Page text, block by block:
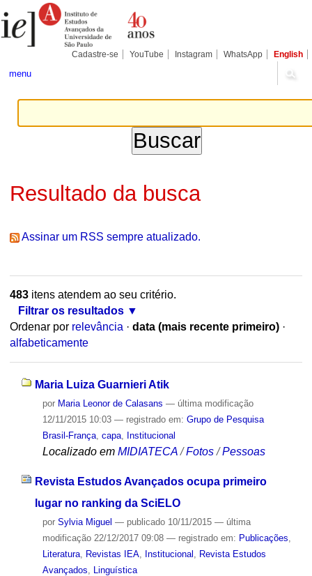
para
conteúdo.
Pessoais
Cadastre-se YouTube Instagram WhatsApp English
menu
Resultado da busca
Assinar um RSS sempre atualizado.
483itens atendem ao seu critério.
Filtrar os resultados
Ordenar por relevância · data (mais recente primeiro) ·
alfabeticamente
Maria Luiza Guarnieri Atik
por Maria Leonor de Calasans — última modificação
12/11/2015 10:03 — registrado em: Grupo de Pesquisa
Brasil-França, capa, Institucional
Localizado em MIDIATECA /Fotos /Pessoas
Revista Estudos Avançados ocupa primeiro
lugar no ranking da SciELO
por Sylvia Miguel — publicado10/11/2015 — última
modificação22/12/2017 09:08 — registrado em: Publicações
Literatura, Revistas IEA, Institucional
Revista Estudos
Avançados
Linguística